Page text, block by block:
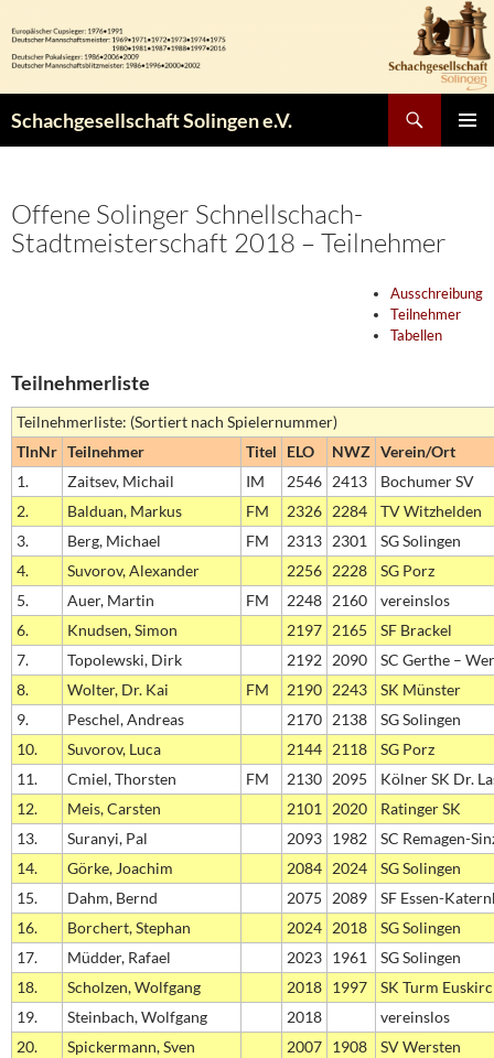
Inhalt
springen
Schachgesellschaft Solingen e.V.
Offene Solinger Schnellschach-
Stadtmeisterschaft 2018 – Teilnehmer
Ausschreibung
Teilnehmer
Tabellen
Teilnehmerliste
Teilnehmerliste: (Sortiert nach Spielernummer)
TlnNr Teilnehmer Titel ELO NWZ Verein/Ort
1.
Zaitsev, Michail IM 2546 2413
Bochumer SV
2.
Balduan, Markus FM 2326 2284
TV Witzhelden
3.
Berg, Michael FM 2313 2301
SG Solingen
4.
Suvorov, Alexander 2256 2228
SG Porz
5.
Auer, Martin FM 2248 2160
vereinslos
6.
Knudsen, Simon 2197 2165
SF Brackel
7.
Topolewski, Dirk 2192 2090
SC Gerthe –
8.
Wolter, Dr. Kai FM 2190 2243
SK Münster
9.
Peschel, Andreas 2170 2138
SG Solingen
10.
Suvorov, Luca 2144 2118
SG Porz
11.
Cmiel, Thorsten FM 2130 2095
Kölner SK Dr.
12.
Meis, Carsten 2101 2020
Ratinger SK
13.
Suranyi, Pal 2093 1982
SC Remagen-
14.
Görke, Joachim 2084 2024
SG Solingen
15.
Dahm, Bernd 2075 2089
SF Essen-
16.
Borchert, Stephan 2024 2018
SG Solingen
17.
Müdder, Rafael 2023 1961
SG Solingen
18.
Scholzen, Wolfgang 2018 1997
SK Turm
19.
Steinbach, Wolfgang 2018
vereinslos
20.
Spickermann, Sven 2007 1908
SV Wersten